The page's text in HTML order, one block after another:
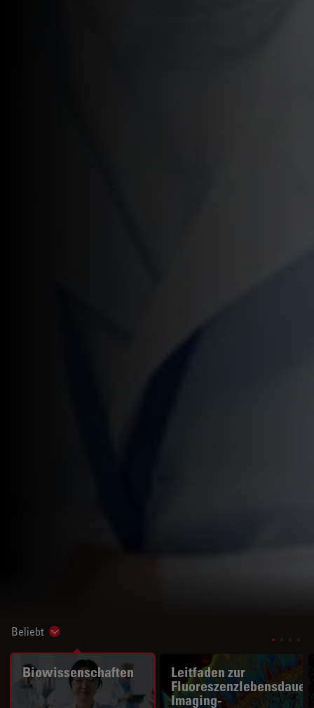
Beliebt Show subnavigation
Biowissenschaften
Leitfaden zur
Fluoreszenzlebensdauer-
Imaging-